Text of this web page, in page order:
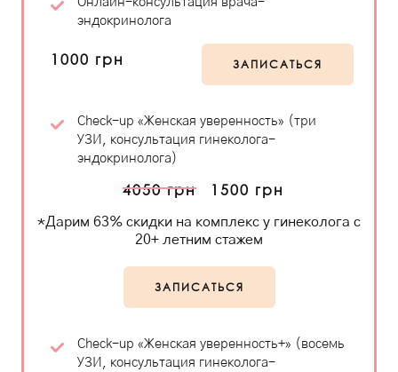
эндокринолога
1000 грн ЗАПИСАТЬСЯ
Check-up «Женская уверенность» (три
УЗИ, консультация гинеколога-
эндокринолога)
4050 грн 1500 грн
*Дарим 63% скидки на комплекс у гинеколога с
20+ летним стажем
ЗАПИСАТЬСЯ
Check-up «Женская уверенность+» (восемь
УЗИ, консультация гинеколога-